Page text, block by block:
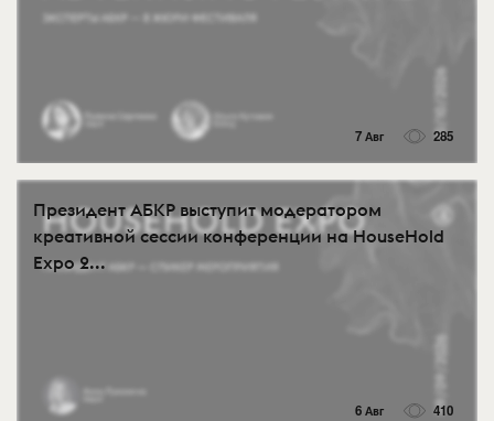
7 Авг 285
Президент АБКР выступит модератором
креативной сессии конференции на HouseHold
Expo 2...
6 Авг 410